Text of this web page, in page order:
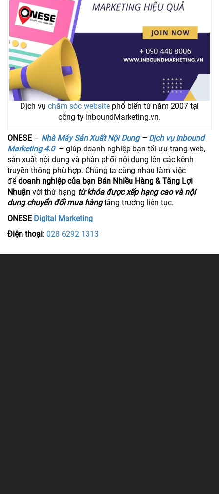
Dịch vụ chăm sóc website phổ biến từ năm 2007 tại
công ty InboundMarketing.vn.
ONESE– Nhà Máy Sản Xuất Nội Dung– Dịch vụ Inbound
Marketing 4.0 – giúp doanh nghiệp bạn tối ưu trang web,
sản xuất nội dung và phân phối nội dung lên các kênh
truyền thông phù hợp. Chúng ta cùng nhau làm việc
để doanh nghiệp của bạn Bán Nhiều Hàng & Tăng Lợi
Nhuận với thứ hạng từ khóa được xếp hạng cao và nội
dung chuyển đổi mua hàngtăng trưởng liên tục.
ONESE Digital Marketing
Điện thoại: 028 6292 1313